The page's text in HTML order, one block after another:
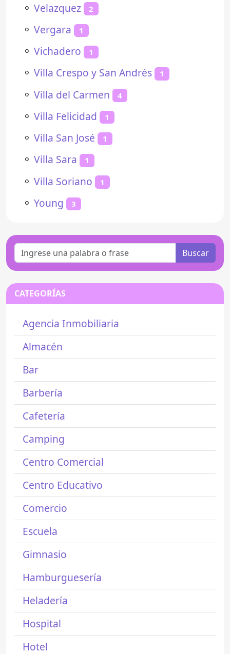
⚬ Velazquez 2
⚬ Vergara 1
⚬ Vichadero 1
⚬ Villa Crespo y San Andrés 1
⚬ Villa del Carmen 4
⚬ Villa Felicidad 1
⚬ Villa San José 1
⚬ Villa Sara 1
⚬ Villa Soriano 1
⚬ Young 3
Buscar
CATEGORÍAS
Agencia Inmobiliaria
Almacén
Bar
Barbería
Cafetería
Camping
Centro Comercial
Centro Educativo
Comercio
Escuela
Gimnasio
Hamburguesería
Heladería
Hospital
Hotel